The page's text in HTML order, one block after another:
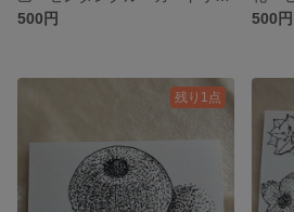
500円
500円
残り1点